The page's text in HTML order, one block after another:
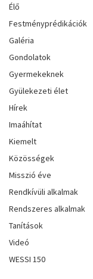
Élő
Festményprédikációk
Galéria
Gondolatok
Gyermekeknek
Gyülekezeti élet
Hírek
Imaáhítat
Kiemelt
Közösségek
Misszió éve
Rendkívüli alkalmak
Rendszeres alkalmak
Tanítások
Videó
WESSI 150